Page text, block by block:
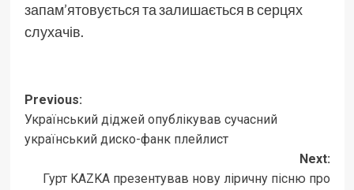
запам’ятовується та залишається в серцях
слухачів.
Post
navigation
Previous:
Український діджей опублікував сучасний
український диско-фанк плейлист
Next:
Гурт KAZKA презентував нову ліричну пісню про